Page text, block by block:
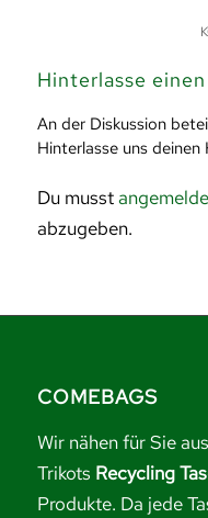
Hinterlasse
An der Diskussion
Hinterlasse uns deinen
Du musst
abzugeben.
COMEBAGS
Wir nähen für Sie
Trikots Recycling
Produkte. Da jede